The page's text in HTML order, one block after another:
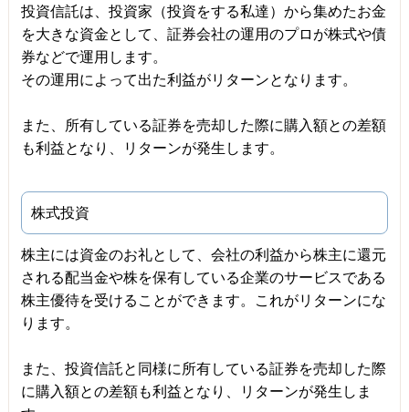
投資信託は、投資家（投資をする私達）から集めたお金
を大きな資金として、証券会社の運用のプロが株式や債
券などで運用します。
その運用によって出た利益がリターンとなります。
また、所有している証券を売却した際に購入額との差額
も利益となり、リターンが発生します。
株式投資
株主には資金のお礼として、会社の利益から株主に還元
される配当金や株を保有している企業のサービスである
株主優待を受けることができます。これがリターンにな
ります。
また、投資信託と同様に所有している証券を売却した際
に購入額との差額も利益となり、リターンが発生しま